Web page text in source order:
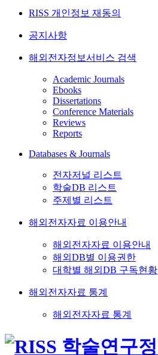
RISS 개인정보 재동의
공지사항
해외전자정보서비스 검색
Academic Journals
Ebooks
Dissertations
Conference Materials
Reviews
Reports
Databases & Journals
전자저널 리스트
학술DB 리스트
주제별 리스트
해외전자자료 이용안내
해외전자자료 이용안내
해외DB별 이용권한
대학별 해외DB 구독현황
해외전자자료 통계
해외전자자료 통계